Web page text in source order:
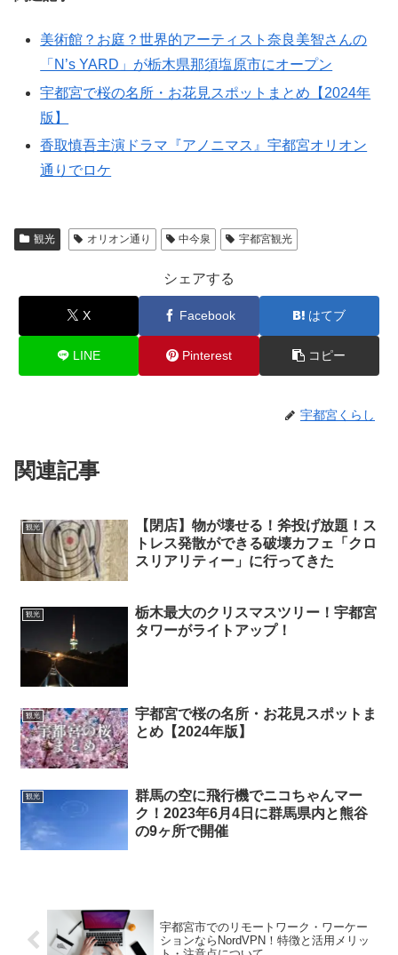
美術館？お庭？世界的アーティスト奈良美智さんの
「N’s YARD」が栃木県那須塩原市にオープン
宇都宮で桜の名所・お花見スポットまとめ【2024年
版】
香取慎吾主演ドラマ『アノニマス』宇都宮オリオン
通りでロケ
観光 オリオン通り 中今泉 宇都宮観光
シェアする
X Facebook はてブ
LINE Pinterest コピー
宇都宮くらし
関連記事
観光
【閉店】物が壊せる！斧投げ放題！ス
トレス発散ができる破壊カフェ「クロ
スリアリティー」に行ってきた
観光
栃木最大のクリスマスツリー！宇都宮
タワーがライトアップ！
観光
宇都宮で桜の名所・お花見スポットま
とめ【2024年版】
観光
群馬の空に飛行機でニコちゃんマー
ク！2023年6月4日に群馬県内と熊谷
の9ヶ所で開催
宇都宮市でのリモートワーク・ワーケー
ションならNordVPN！特徴と活用メリッ